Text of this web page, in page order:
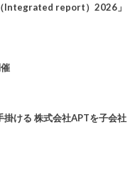
Integrated report）2026」
ける 株式会社APTを子会社